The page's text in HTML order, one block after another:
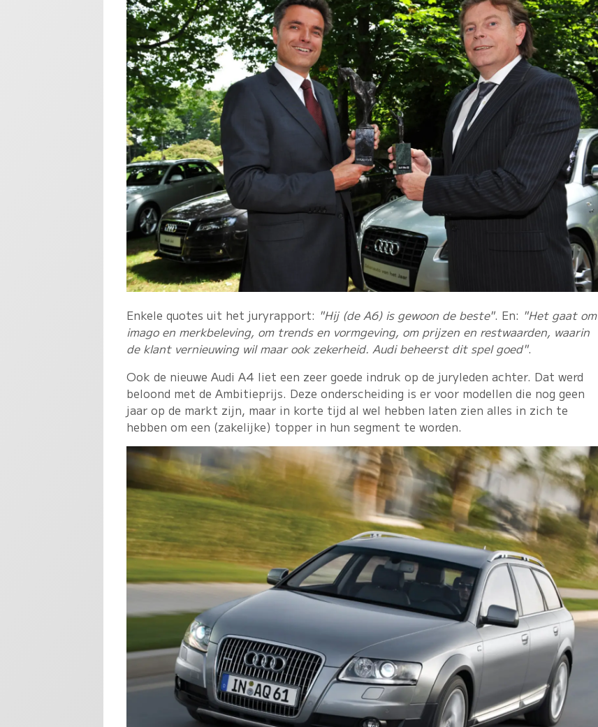
Enkele quotes uit het juryrapport: "Hij (de A6) is gewoon de beste". En: "Het gaat om
imago en merkbeleving, om trends en vormgeving, om prijzen en restwaarden, waarin
de klant vernieuwing wil maar ook zekerheid. Audi beheerst dit spel goed".
Ook de nieuwe Audi A4 liet een zeer goede indruk op de juryleden achter. Dat werd
beloond met de Ambitieprijs. Deze onderscheiding is er voor modellen die nog geen
jaar op de markt zijn, maar in korte tijd al wel hebben laten zien alles in zich te
hebben om een (zakelijke) topper in hun segment te worden.